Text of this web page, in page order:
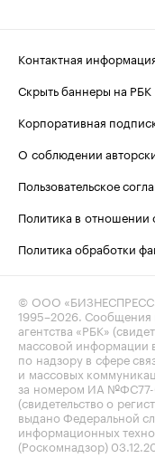
Контактная
Скрыть баннеры на РБК
Корпоративная
О соблюдении
Пользовательское
Политика в отношении
Политика обработки
© ООО
1995–2026. Сообщения
агентства «РБК»
массовой информации
по надзору в сфере
и массовых
за номером ИА №ФС77-
(свидетельство о
выдано Федеральной
информационных
(Роскомнадзор)